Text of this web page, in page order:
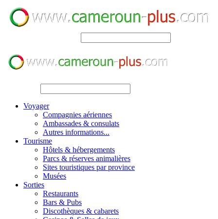
Voyager
Compagnies aériennes
Ambassades & consulats
Autres informations...
Tourisme
Hôtels & hébergements
Parcs & réserves animalières
Sites touristiques par province
Musées
Sorties
Restaurants
Bars & Pubs
Discothèques & cabarets